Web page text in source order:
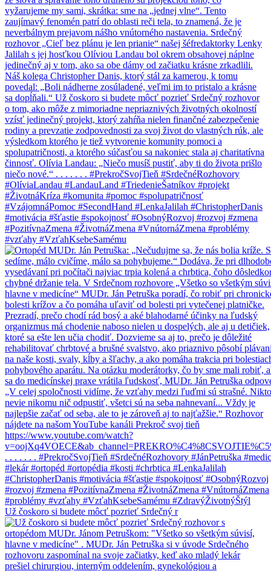
Už čoskoro si budete môcť pozrieť Srdečný r